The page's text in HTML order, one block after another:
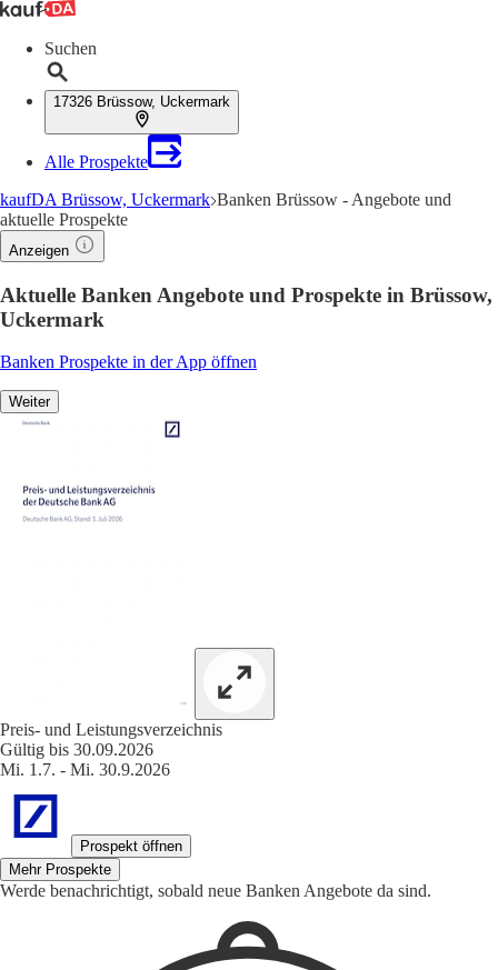
Suchen
17326 Brüssow, Uckermark
Alle Prospekte
kaufDA Brüssow, Uckermark Banken Brüssow - Angebote und
aktuelle Prospekte
Anzeigen
Aktuelle Banken Angebote und Prospekte in Brüssow,
Uckermark
Banken Prospekte in der App öffnen
Weiter
Preis- und Leistungsverzeichnis
Gültig bis 30.09.2026
Mi. 1.7. - Mi. 30.9.2026
Prospekt öffnen
Mehr Prospekte
Werde benachrichtigt, sobald neue Banken Angebote da sind.